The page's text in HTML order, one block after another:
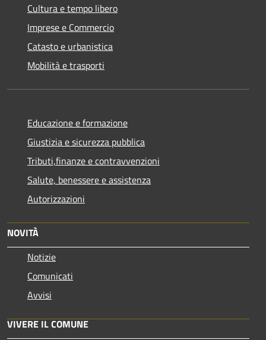
Cultura e tempo libero
Imprese e Commercio
Catasto e urbanistica
Mobilità e trasporti
Educazione e formazione
Giustizia e sicurezza pubblica
Tributi,finanze e contravvenzioni
Salute, benessere e assistenza
Autorizzazioni
NOVITÀ
Notizie
Comunicati
Avvisi
VIVERE IL COMUNE